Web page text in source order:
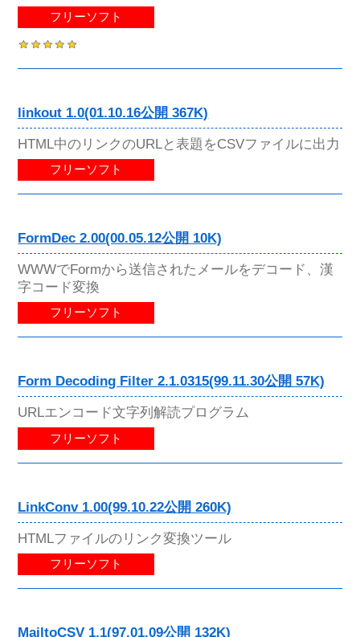
フリーソフト
linkout 1.0(01.10.16公開 367K)
HTML中のリンクのURLと表題をCSVファイルに出力
フリーソフト
FormDec 2.00(00.05.12公開 10K)
WWWでFormから送信されたメールをデコード、漢
字コード変換
フリーソフト
Form Decoding Filter 2.1.0315(99.11.30公開 57K)
URLエンコード文字列解読プログラム
フリーソフト
LinkConv 1.00(99.10.22公開 260K)
HTMLファイルのリンク変換ツール
フリーソフト
MailtoCSV 1.1(97.01.09公開 132K)